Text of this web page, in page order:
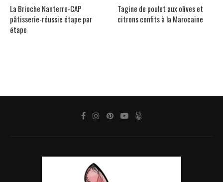
La Brioche Nanterre-CAP
pâtisserie-réussie étape par
étape
Tagine de poulet aux olives et
citrons confits à la Marocaine